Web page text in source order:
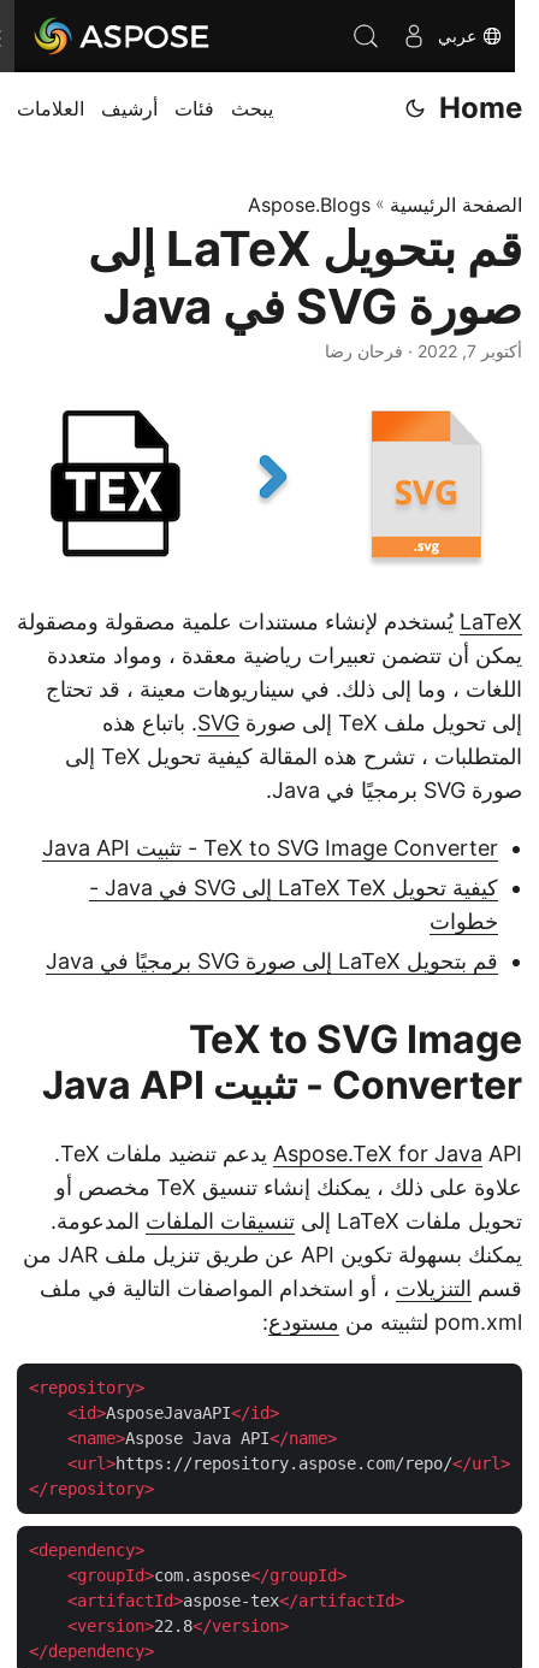
عربي
Home يبحث فئات أرشيف العلامات
الصفحة الرئيسية»
Aspose.Blogs
قم بتحويل LaTeX إلى
صورة SVG في Java
أكتوبر 7, 2022 · فرحان رضا
LaTeXيُستخدم لإنشاء مستندات علمية مصقولة ومصقولة
يمكن أن تتضمن تعبيرات رياضية معقدة ، ومواد متعددة
اللغات ، وما إلى ذلك. في سيناريوهات معينة ، قد تحتاج
إلى تحويل ملف TeX إلى صورة
SVG. باتباع هذه
المتطلبات ، تشرح هذه المقالة كيفية تحويل TeX إلى
صورة SVG برمجيًا في Java.
TeX to SVG Image Converter - تثبيت Java API
كيفية تحويل LaTeX TeX إلى SVG في Java -
خطوات
قم بتحويل LaTeX إلى صورة SVG برمجيًا في Java
TeX to SVG Image
Converter - تثبيت Java API
Aspose.TeX for Java
API يدعم تنضيد ملفات TeX.
علاوة على ذلك ، يمكنك إنشاء تنسيق TeX مخصص أو
تحويل ملفات LaTeX إلى
تنسيقات الملفاتالمدعومة.
يمكنك بسهولة تكوين API عن طريق تنزيل ملف JAR من
قسمالتنزيلات، أو استخدام المواصفات التالية في ملف
pom.xml لتثبيته من
مستودع:
<repository
<id>AsposeJavaAPI</id
<name>Aspose Java API</name
<url>https://repository.aspose.com/repo/</url
</repository
<dependency
<groupId>com.aspose</groupId
<artifactId>aspose-tex</artifactId
<version>22.8</version
</dependency